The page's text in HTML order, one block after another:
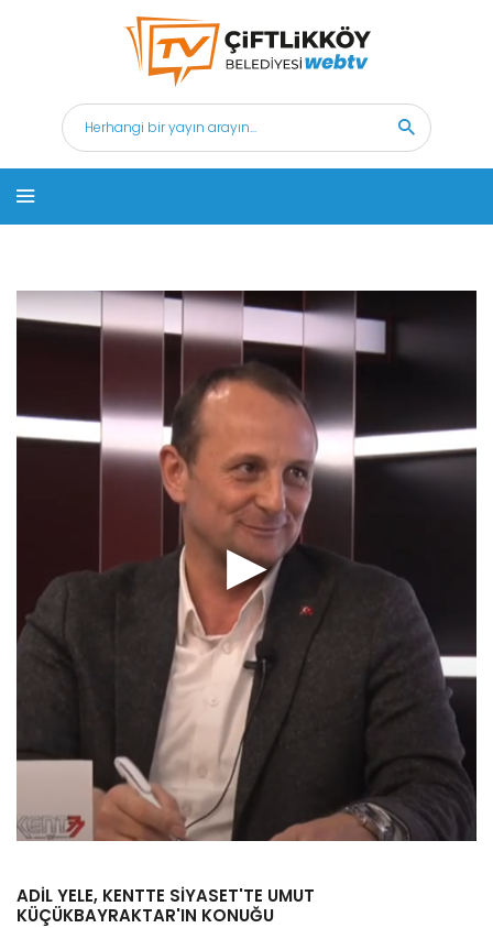
ADIL YELE, KENTTE SIYASET'TE UMUT
KÜÇÜKBAYRAKTAR'IN KONUĞU